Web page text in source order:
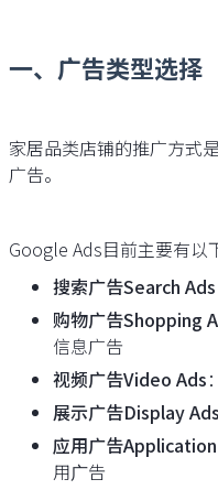
一、广告类型选择
家居品类店铺的推广方式
广告。
Google Ads目前主要有以
搜索广告Search Ads
购物广告Shopping
信息广告
视频广告Video Ads
展示广告Display Ads
应用广告
⽤⼴告